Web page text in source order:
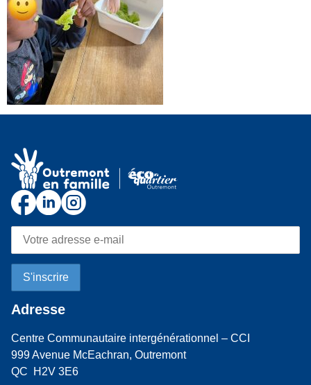
Adresse
Centre Communautaire intergénérationnel – CCI
999 Avenue McEachran, Outremont
QC H2V 3E6